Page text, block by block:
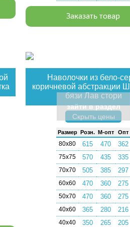
Заказать товар
Наволочки из бело-
коричневой абстракции
бязи Лав стори
зайти в раздел
Скрыть цены
Раз­мер Розн. М-опт Опт
80х80 615 470 362
75х75 570 435 335
70х70 505 385 297
60х60 470 360 275
50х70 470 360 275
40х60 365 280 216
40х40 350 265 205